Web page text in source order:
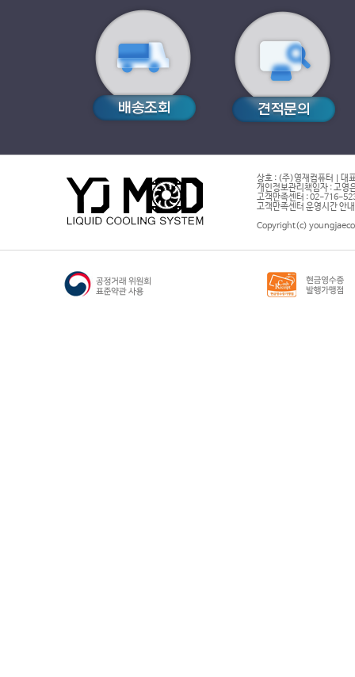
상호 : (주)영재컴퓨터 | 대
개인정보관리책임자 : 고영
고객만족센터 : 02-716-
고객만족센터 운영시간 안
Copyright(c)